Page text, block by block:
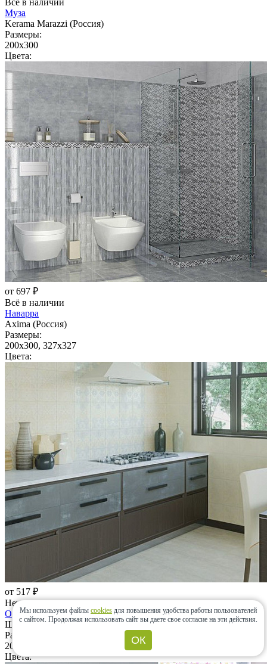
Муза
Kerama Marazzi (Россия)
Размеры:
200x300
Цвета:
от 697 ₽
Всё в наличии
Наварра
Axima (Россия)
Размеры:
200x300, 327x327
Цвета:
от 517 ₽
Нет в наличии
Ориентал
Шахтинская плитка (Россия)
Размеры:
200x300
Цвета:
Мы используем файлы cookies для повышения удобства работы пользователей
с сайтом. Продолжая использовать сайт вы даете свое согласие на эти действия.
ОК